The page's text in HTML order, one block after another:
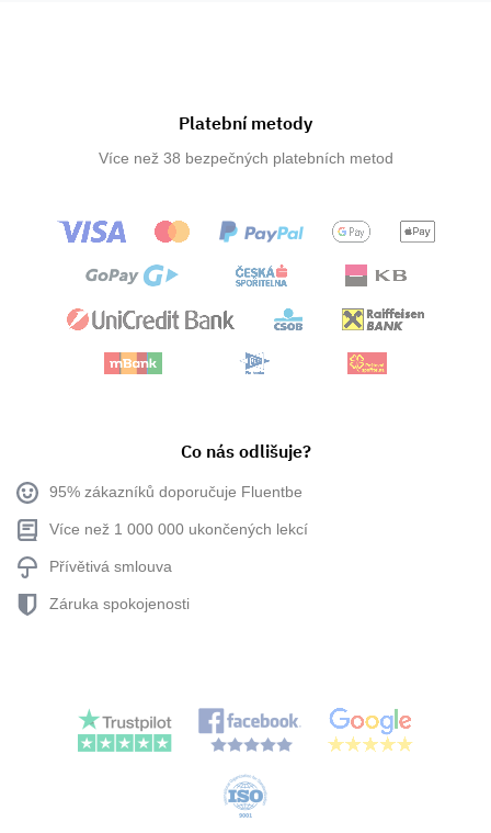
Platební metody
Více než 38 bezpečných platebních metod
Co nás odlišuje?
95% zákazníků doporučuje Fluentbe
Více než 1 000 000 ukončených lekcí
Přívětivá smlouva
Záruka spokojenosti